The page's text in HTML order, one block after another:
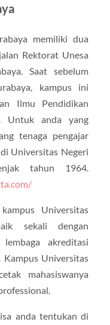
memiliki dua
Rektorat Unesa
Saat sebelum
kampus ini
Ilmu Pendidikan
Untuk anda yang
tenaga pengajar
Universitas Negeri
tahun 1964.
Universitas
sekali dengan
akreditasi
Universitas
mahasiswanya
anda tentukan di